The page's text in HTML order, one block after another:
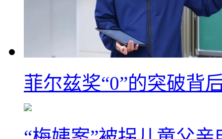
菲尔兹奖“0”的突破背